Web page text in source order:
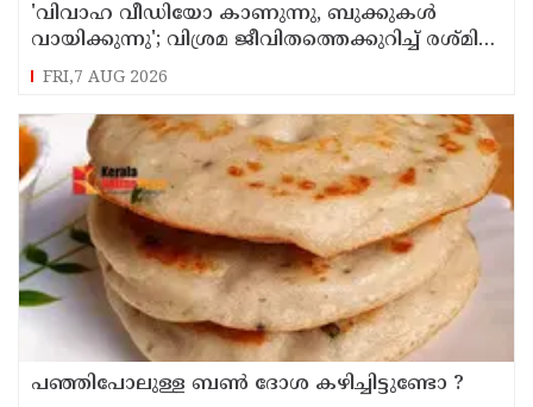
'വിവാഹ വീഡിയോ കാണുന്നു, ബുക്കുകള്‍
വായിക്കുന്നു'; വിശ്രമ ജീവിതത്തെക്കുറിച്ച് രശ്മിക
മന്ദാന
FRI,7 AUG 2026
പഞ്ഞിപോലുള്ള ബൺ ദോശ കഴിച്ചിട്ടുണ്ടോ ?